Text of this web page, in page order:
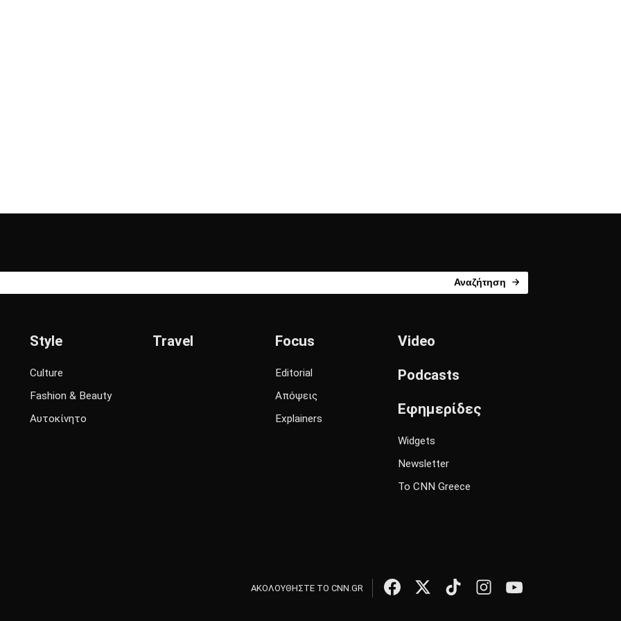
Αναζήτηση
Style
Culture
Fashion & Beauty
Αυτοκίνητο
Travel Focus
Editorial
Απόψεις
Explainers
Video
Podcasts
Εφημερίδες
Widgets
Newsletter
Το CNN Greece
ΑΚΟΛΟΥΘΗΣΤΕ ΤΟ CNN.GR